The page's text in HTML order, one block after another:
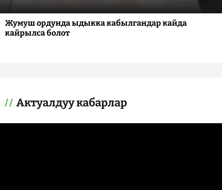
Жумуш ордунда ыдыкка кабылгандар кайда
кайрылса болот
Актуалдуу кабарлар